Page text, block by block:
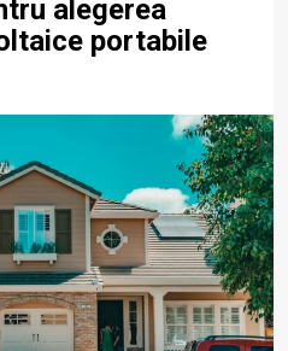
alegerea
portabile